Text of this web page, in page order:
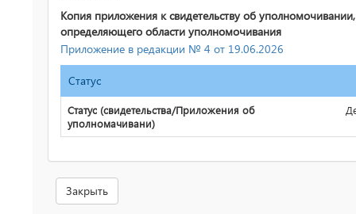
Копия приложения к свидетельству об уполномочивании,
определяющего области уполномочивания
Приложение в редакции № 4 от 19.06.2026
Статус
Статус (свидетельства/Приложения об
уполномачивани)
Закрыть